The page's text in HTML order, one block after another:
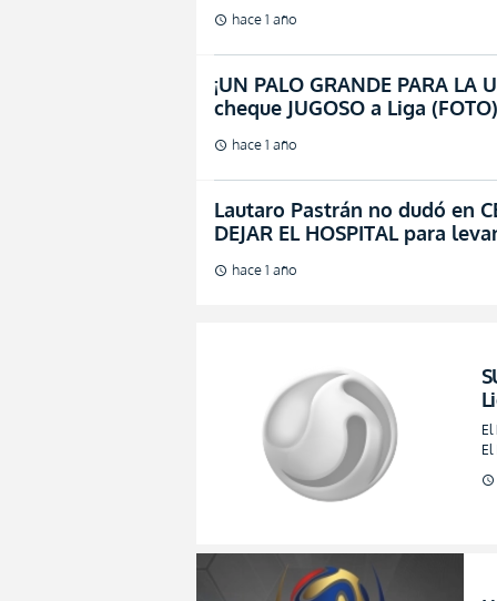
schedule hace 1 año
¡UN PALO GRANDE PARA
cheque JUGOSO a Liga (FOTO)
schedule hace 1 año
Lautaro Pastrán no dudó en
DEJAR EL HOSPITAL para
schedule hace 1 año
El
El
schedule